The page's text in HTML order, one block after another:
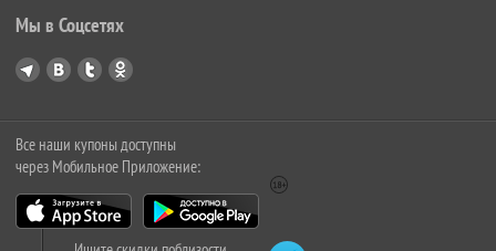
Мы в Соцсетях
Все наши купоны доступны
через Мобильное Приложение: